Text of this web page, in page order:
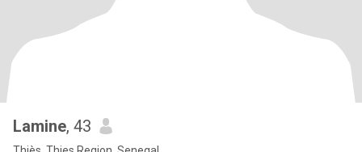
Lamine, 43